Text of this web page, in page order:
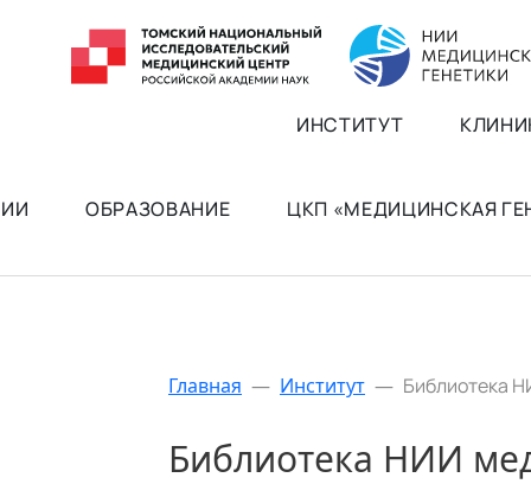
ИНСТИТУТ
ОБРАЗОВАНИЕ ЦКП «МЕДИЦИНСКАЯ
Главная — Институт — Библиотека
Библиотека НИИ